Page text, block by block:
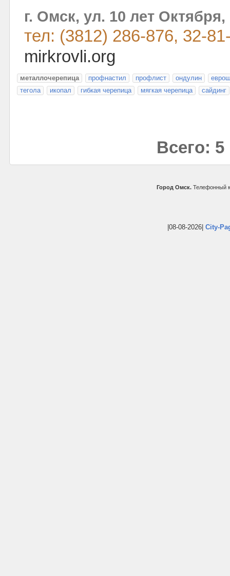
г. Омск, ул. 10 лет
тел: (3812) 286-876, 32-
mirkrovli.org
металлочерепица профнастил профлист ондулин
тегола
икопал гибкая черепица мягкая черепица сайдинг
Всего: 5
Город Омск. Телефонный
|08-08-2026| City-